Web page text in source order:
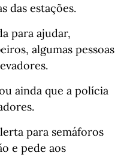
das estações.
para ajudar,
algumas pessoas
ainda que a polícia
para semáforos
e pede aos